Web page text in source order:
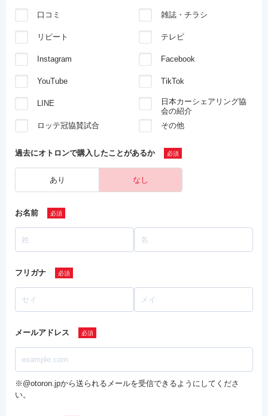
口コミ 雑誌・チラシ
リピート テレビ
Instagram Facebook
YouTube TikTok
LINE
日本カーシェアリング協
会の紹介
ロッテ冠協賛試合
その他
過去にオトロンで購入したことがあるか
あり なし
お名前
フリガナ
メールアドレス
※@otoron.jpから送られるメールを受信できるようにしてくださ
い。